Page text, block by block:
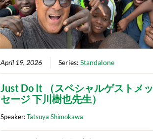
April 19, 2026 Series:Standalone
Just Do It （スペシャルゲストメッ
セージ 下川樹也先生）
Speaker:Tatsuya Shimokawa